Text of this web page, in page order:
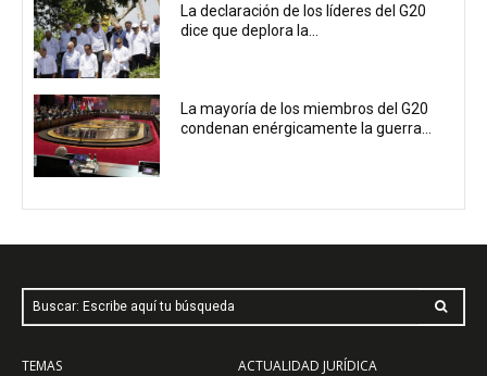
La declaración de los líderes del G20
dice que deplora la...
La mayoría de los miembros del G20
condenan enérgicamente la guerra...
Buscar: Escribe aquí tu búsqueda
TEMAS
ACTUALIDAD JURÍDICA